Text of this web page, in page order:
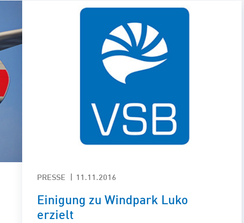
PRESSE 11.11.2016
Einigung zu Windpark Luko
erzielt